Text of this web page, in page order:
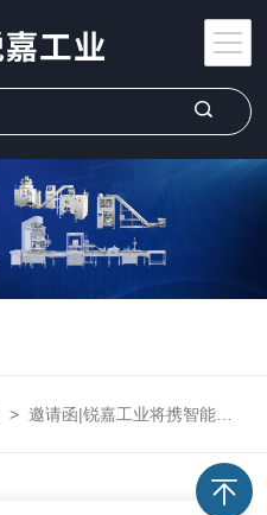
> 邀请函|锐嘉工业将携智能包装设备亮相2024年国际(亳州)中医药博览会